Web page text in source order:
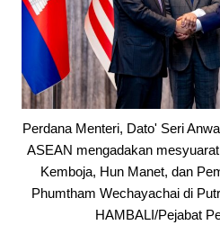
Perdana Menteri, Dato' Seri
ASEAN mengadakan
Kemboja, Hun Manet, dan
Phumtham Wechayachai di
HAMBALI/Pejabat